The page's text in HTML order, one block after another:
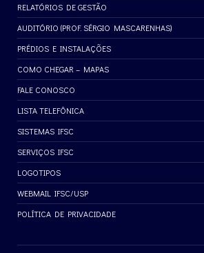
RELATÓRIOS DE GESTÃO
AUDITÓRIO (PROF. SÉRGIO MASCARENHAS)
PRÉDIOS E INSTALAÇÕES
COMO CHEGAR – MAPAS
FALE CONOSCO
LISTA TELEFÔNICA
SISTEMAS IFSC
SERVIÇOS IFSC
LOGOTIPOS
WEBMAIL IFSC/USP
POLÍTICA DE PRIVACIDADE